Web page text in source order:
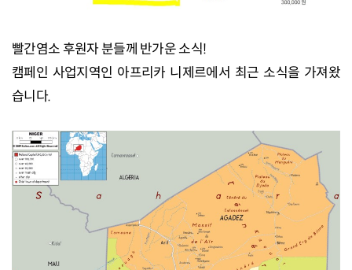
빨간염소 후원자 분들께 반가운 소식!
캠페인 사업지역인 아프리카 니제르에서 최근 소식을 가져왔
습니다.